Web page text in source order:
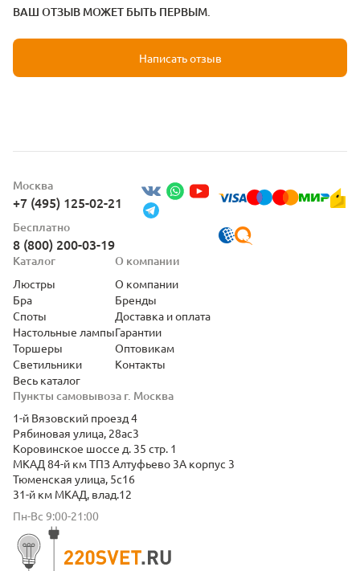
ВАШ ОТЗЫВ МОЖЕТ БЫТЬ ПЕРВЫМ.
Написать отзыв
Москва
+7 (495) 125-02-21
Бесплатно
8 (800) 200-03-19
Пункты самовывоза г. Москва
1-й Вязовский проезд 4
Рябиновая улица, 28ас3
Коровинское шоссе д. 35 стр. 1
МКАД 84-й км ТПЗ Алтуфьево 3А корпус 3
Тюменская улица, 5с16
31-й км МКАД, влад.12
Пн-Вс 9:00-21:00
Каталог
Люстры
Бра
Споты
Настольные лампы
Торшеры
Светильники
Весь каталог
О компании
О компании
Бренды
Доставка и оплата
Гарантии
Оптовикам
Контакты